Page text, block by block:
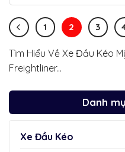
Danh
Xe Đầu Kéo
1 2 3
Tìm Hiểu Về Xe Đầu Kéo
Freightliner...